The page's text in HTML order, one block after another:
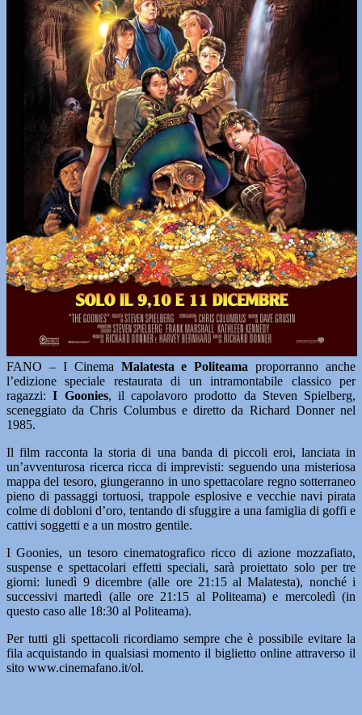
FANO – I Cinema Malatesta e Politeama proporranno anche
l’edizione speciale restaurata di un intramontabile classico per
ragazzi:I Goonies, il capolavoro prodotto da Steven Spielberg,
sceneggiato da Chris Columbus e diretto da Richard Donner nel
1985.
Il film racconta la storia di una banda di piccoli eroi, lanciata in
un’avventurosa ricerca ricca di imprevisti: seguendo una misteriosa
mappa del tesoro, giungeranno in uno spettacolare regno sotterraneo
pieno di passaggi tortuosi, trappole esplosive e vecchie navi pirata
colme di dobloni d’oro, tentando di sfuggire a una famiglia di goffi e
cattivi soggetti e a un mostro gentile.
I Goonies, un tesoro cinematografico ricco di azione mozzafiato,
suspense e spettacolari effetti speciali, sarà proiettato solo per tre
giorni: lunedì 9 dicembre (alle ore 21:15 al Malatesta), nonché i
successivi martedì (alle ore 21:15 al Politeama) e mercoledì (in
questo caso alle 18:30 al Politeama).
Per tutti gli spettacoli ricordiamo sempre che è possibile evitare la
fila acquistando in qualsiasi momento il biglietto online attraverso il
sito www.cinemafano.it/ol.